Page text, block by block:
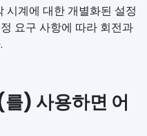
시계에 대한 개별화된 설정
요구 사항에 따라 회전과
) 사용하면 어